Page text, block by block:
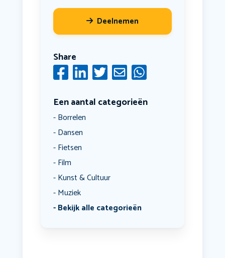
Deelnemen
Share
Een aantal categorieën
Borrelen
Dansen
Fietsen
Film
Kunst & Cultuur
Muziek
Bekijk alle categorieën